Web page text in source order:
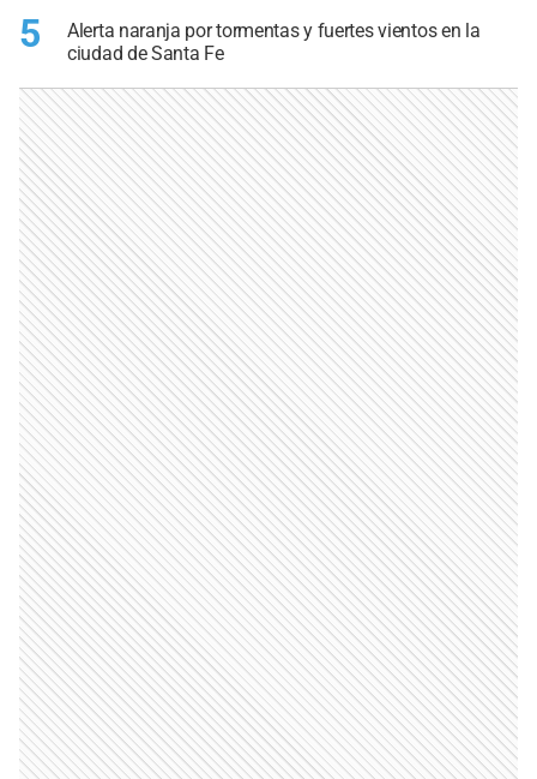
5
Alerta naranja por tormentas y fuertes vientos en la
ciudad de Santa Fe